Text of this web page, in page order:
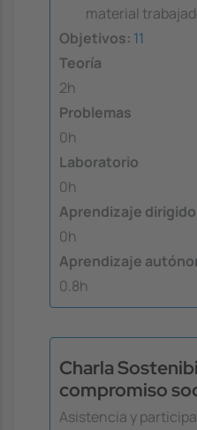
material
Objetivos: 11
Teoría
2h
Problemas
0h
Laboratorio
0h
Aprendizaje dirigido
0h
Aprendizaje
0.8h
Charla
compromiso
Asistencia y